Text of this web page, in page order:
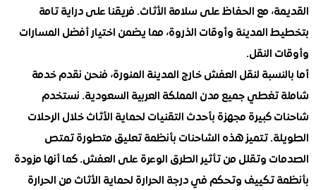
مع الحفاظ على سلامة الأثاث. فريقنا على دراية تامة
المدينة وأوقات الذروة، مما يضمن اختيار أفضل المسارات
النقل.
لنقل العفش خارج المدينة المنورة، فنحن نقدم خدمة
جميع مدن المملكة العربية السعودية. نستخدم
كبيرة مجهزة بأحدث التقنيات لحماية الأثاث خلال الرحلات
تتميز هذه الشاحنات بأنظمة تعليق متطورة تمتص
وتقلل من تأثير الطرق الوعرة على العفش. كما أنها مزودة
تكييف وتحكم في درجة الحرارة لحماية الأثاث من الحرارة